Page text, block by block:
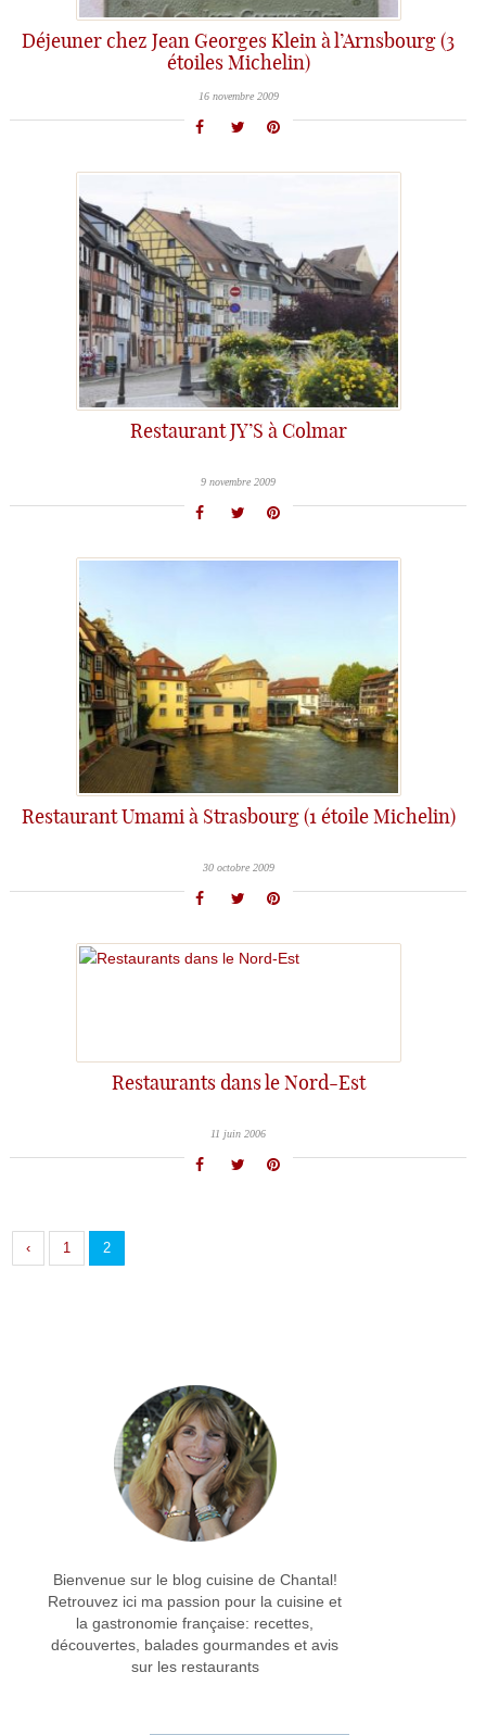
Déjeuner chez Jean Georges Klein à l’Arnsbourg (3
étoiles Michelin)
16 novembre 2009
Restaurant JY’S à Colmar
9 novembre 2009
Restaurant Umami à Strasbourg (1 étoile Michelin)
30 octobre 2009
Restaurants dans le Nord-Est
11 juin 2006
‹ 1 2
Bienvenue sur le blog cuisine de Chantal!
Retrouvez ici ma passion pour la cuisine et
la gastronomie française: recettes,
découvertes, balades gourmandes et avis
sur les restaurants